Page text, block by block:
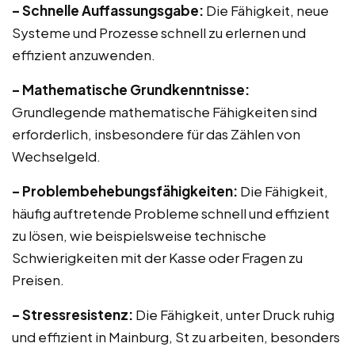
– Schnelle Auffassungsgabe: Die Fähigkeit, neue
Systeme und Prozesse schnell zu erlernen und
effizient anzuwenden.
– Mathematische Grundkenntnisse:
Grundlegende mathematische Fähigkeiten sind
erforderlich, insbesondere für das Zählen von
Wechselgeld.
– Problembehebungsfähigkeiten: Die Fähigkeit,
häufig auftretende Probleme schnell und effizient
zu lösen, wie beispielsweise technische
Schwierigkeiten mit der Kasse oder Fragen zu
Preisen.
– Stressresistenz: Die Fähigkeit, unter Druck ruhig
und effizient in Mainburg, St zu arbeiten, besonders